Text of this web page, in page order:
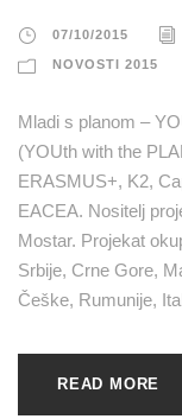
07/10/2015
NOVOSTI 2015
Mladi s planom –
(YOUth with the
ERASMUS+, K2,
EACEA. Nositelj
Mostar. Projekat
Srbije, Crne Gore,
Češke, Rumunije,
READ MORE